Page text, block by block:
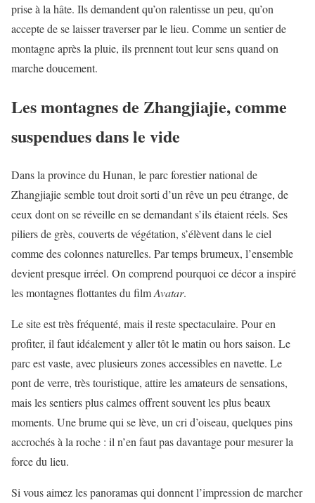
prise à la hâte. Ils demandent qu’on ralentisse un peu, qu’on
accepte de se laisser traverser par le lieu. Comme un sentier de
montagne après la pluie, ils prennent tout leur sens quand on
marche doucement.
Les montagnes de Zhangjiajie, comme
suspendues dans le vide
Dans la province du Hunan, le parc forestier national de
Zhangjiajie semble tout droit sorti d’un rêve un peu étrange, de
ceux dont on se réveille en se demandant s’ils étaient réels. Ses
piliers de grès, couverts de végétation, s’élèvent dans le ciel
comme des colonnes naturelles. Par temps brumeux, l’ensemble
devient presque irréel. On comprend pourquoi ce décor a inspiré
les montagnes flottantes du filmAvatar.
Le site est très fréquenté, mais il reste spectaculaire. Pour en
profiter, il faut idéalement y aller tôt le matin ou hors saison. Le
parc est vaste, avec plusieurs zones accessibles en navette. Le
pont de verre, très touristique, attire les amateurs de sensations,
mais les sentiers plus calmes offrent souvent les plus beaux
moments. Une brume qui se lève, un cri d’oiseau, quelques pins
accrochés à la roche : il n’en faut pas davantage pour mesurer la
force du lieu.
Si vous aimez les panoramas qui donnent l’impression de marcher